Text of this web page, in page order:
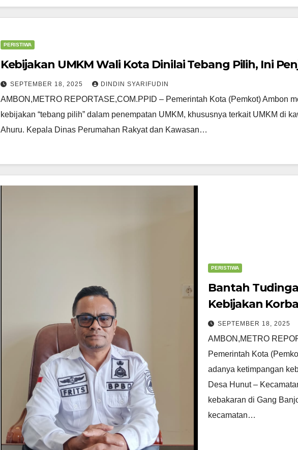
PERISTIWA
Kebijakan UMKM Wali Kota Dinilai Tebang Pilih, Ini
SEPTEMBER 18, 2025 DINDIN SYARIFUDIN
AMBON,METRO REPORTASE,COM.PPID – Pemerintah Kota (Pemkot) Ambon
kebijakan “tebang pilih” dalam penempatan UMKM, khususnya terkait UMKM di
Ahuru. Kepala Dinas Perumahan Rakyat dan Kawasan…
PERISTIWA
Bantah
Kebijakan
Penjelasan
SEPTEMBER 18, 2025
AMBON,METRO
Pemerintah Kota
adanya ketimpangan
Desa Hunut –
kebakaran di Gang
kecamatan…